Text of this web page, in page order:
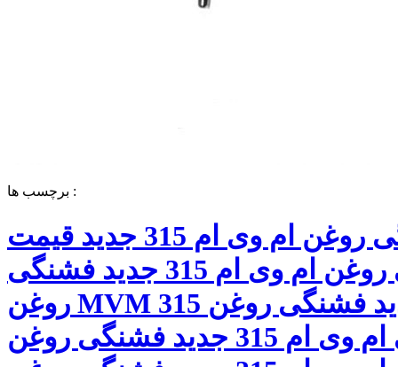
برچسب ها :
فشنگی روغن ام وی ام 315 جدید قیمت
فشنگی روغن ام وی ام 315 جدید فشنگی
روغن MVM 315 جدید فشنگی روغن
اصلی ام وی ام 315 جدید فشنگی روغن